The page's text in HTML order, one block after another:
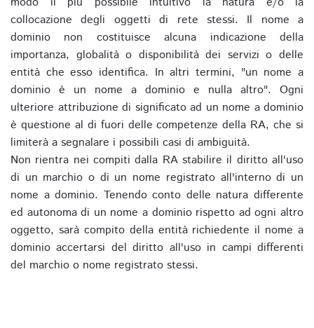
collocazione degli oggetti di rete stessi. Il nome a
dominio non costituisce alcuna indicazione della
importanza, globalità o disponibilità dei servizi o delle
entità che esso identifica. In altri termini, "un nome a
dominio è un nome a dominio e nulla altro". Ogni
ulteriore attribuzione di significato ad un nome a dominio
è questione al di fuori delle competenze della RA, che si
limiterà a segnalare i possibili casi di ambiguità.
Non rientra nei compiti dalla RA stabilire il diritto all'uso
di un marchio o di un nome registrato all'interno di un
nome a dominio. Tenendo conto delle natura differente
ed autonoma di un nome a dominio rispetto ad ogni altro
oggetto, sarà compito della entità richiedente il nome a
dominio accertarsi del diritto all'uso in campi differenti
del marchio o nome registrato stessi.